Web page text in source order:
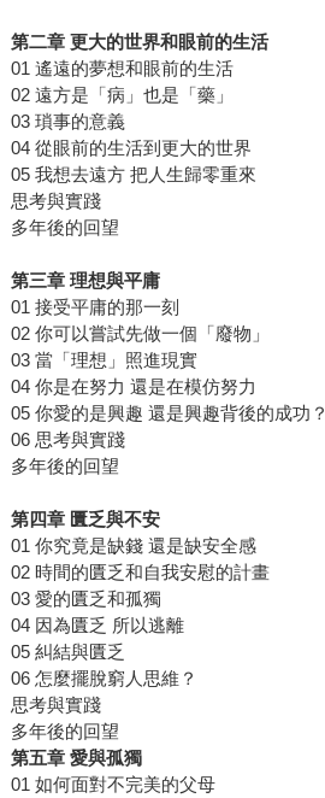
第二章 更大的世界和眼前的生活
01 遙遠的夢想和眼前的生活
02 遠方是「病」也是「藥」
03 瑣事的意義
04 從眼前的生活到更大的世界
05 我想去遠方 把人生歸零重來
思考與實踐
多年後的回望
第三章 理想與平庸
01 接受平庸的那一刻
02 你可以嘗試先做一個「廢物」
03 當「理想」照進現實
04 你是在努力 還是在模仿努力
05 你愛的是興趣 還是興趣背後的成功？
06 思考與實踐
多年後的回望
第四章 匱乏與不安
01 你究竟是缺錢 還是缺安全感
02 時間的匱乏和自我安慰的計畫
03 愛的匱乏和孤獨
04 因為匱乏 所以逃離
05 糾結與匱乏
06 怎麼擺脫窮人思維？
思考與實踐
多年後的回望
第五章 愛與孤獨
01 如何面對不完美的父母